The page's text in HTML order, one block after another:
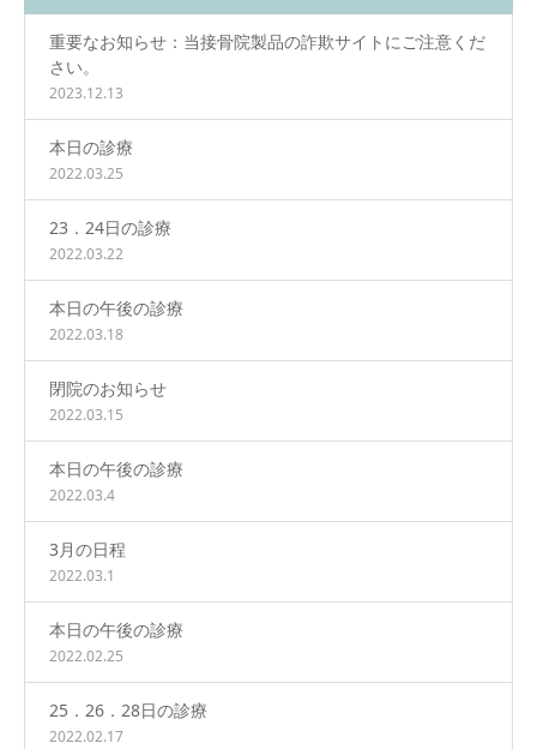
重要なお知らせ：当接骨院製品の詐欺サイトにご注意くだ
さい。
2023.12.13
本日の診療
2022.03.25
23．24日の診療
2022.03.22
本日の午後の診療
2022.03.18
閉院のお知らせ
2022.03.15
本日の午後の診療
2022.03.4
3月の日程
2022.03.1
本日の午後の診療
2022.02.25
25．26．28日の診療
2022.02.17